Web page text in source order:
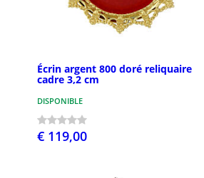
Écrin argent 800 doré reliquaire
cadre 3,2 cm
DISPONIBLE
€ 119,00